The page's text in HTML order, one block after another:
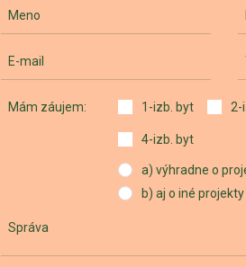
Meno
E-mail
Mám záujem: 1-izb. byt 2-
4-izb. byt
a) výhradne o
b) aj o iné
Správa